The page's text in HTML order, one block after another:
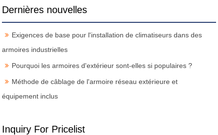
Dernières nouvelles
Exigences de base pour l'installation de climatiseurs dans des
armoires industrielles
Pourquoi les armoires d'extérieur sont-elles si populaires ?
Méthode de câblage de l'armoire réseau extérieure et
équipement inclus
Inquiry For Pricelist